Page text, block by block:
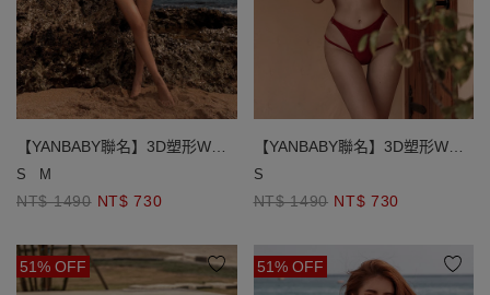
【YANBABY聯名】3D塑形W鋼
圈繞頸比基尼
S M
NT$ 1490 NT$ 730
【YANBABY聯名】3D塑形W鋼
圈繞頸比基尼
S
NT$ 1490 NT$ 730
51% OFF 51% OFF